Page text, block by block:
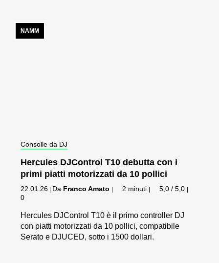
NAMM
Consolle da DJ
Hercules DJControl T10 debutta con i
primi piatti motorizzati da 10 pollici
22.01.26 Da Franco Amato 2 minuti 5,0 / 5,0
0
Hercules DJControl T10 è il primo controller DJ
con piatti motorizzati da 10 pollici, compatibile
Serato e DJUCED, sotto i 1500 dollari.